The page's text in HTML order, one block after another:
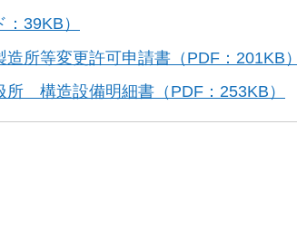
39KB）
造所等変更許可申請書（PDF：201KB
所 構造設備明細書（PDF：253KB）